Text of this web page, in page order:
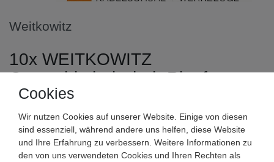
Weitkowitz
10x WEITKOWITZ
Quetschkabelschuh Ringform
gerade 6mm² 10mm² 16mm² M5
M8 M10
Artikelnummer:
Cookies
Wir nutzen Cookies auf unserer Website. Einige von diesen
sind essenziell, während andere uns helfen, diese Website
und Ihre Erfahrung zu verbessern. Weitere Informationen zu
den von uns verwendeten Cookies und Ihren Rechten als